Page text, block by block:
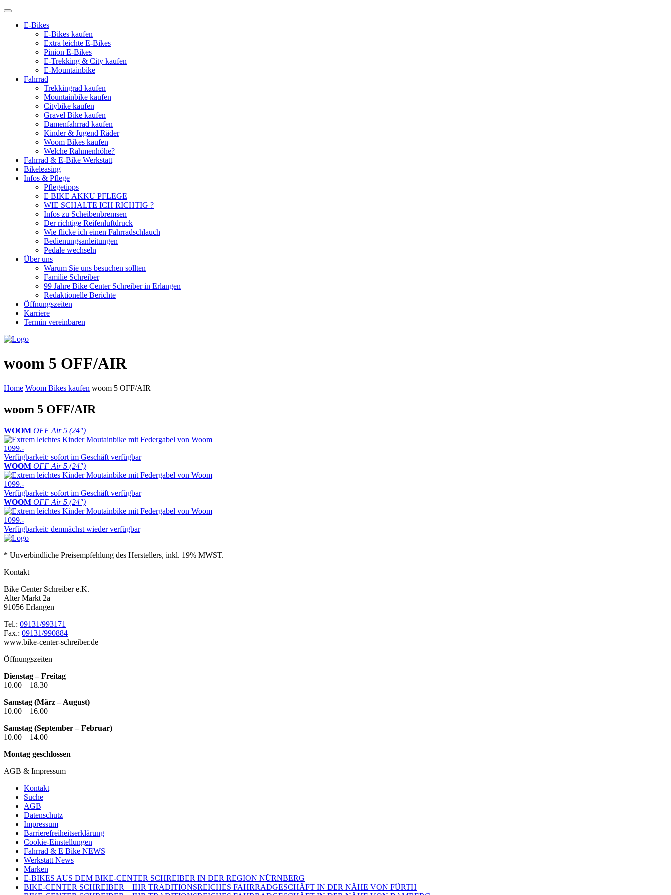
E-Bikes
E-Bikes kaufen
Extra leichte E-Bikes
Pinion E-Bikes
E-Trekking & City kaufen
E-Mountainbike
Fahrrad
Trekkingrad kaufen
Mountainbike kaufen
Citybike kaufen
Gravel Bike kaufen
Damenfahrrad kaufen
Kinder & Jugend Räder
Woom Bikes kaufen
Welche Rahmenhöhe?
Fahrrad & E-Bike Werkstatt
Bikeleasing
Infos & Pflege
Pflegetipps
E BIKE AKKU PFLEGE
WIE SCHALTE ICH RICHTIG ?
Infos zu Scheibenbremsen
Der richtige Reifenluftdruck
Wie flicke ich einen Fahrradschlauch
Bedienungsanleitungen
Pedale wechseln
Über uns
Warum Sie uns besuchen sollten
Familie Schreiber
99 Jahre Bike Center Schreiber in Erlangen
Redaktionelle Berichte
Öffnungszeiten
Karriere
Termin vereinbaren
woom 5 OFF/AIR
Home Woom Bikes kaufen woom 5 OFF/AIR
woom 5 OFF/AIR
WOOM OFF Air 5 (24″)
1099.-
Verfügbarkeit: sofort im Geschäft verfügbar
WOOM OFF Air 5 (24″)
1099.-
Verfügbarkeit: sofort im Geschäft verfügbar
WOOM OFF Air 5 (24″)
1099.-
Verfügbarkeit: demnächst wieder verfügbar
* Unverbindliche Preisempfehlung des Herstellers, inkl. 19% MWST.
Kontakt
Bike Center Schreiber e.K.
Alter Markt 2a
91056 Erlangen
Tel.: 09131/993171
Fax.: 09131/990884
www.bike-center-schreiber.de
Öffnungszeiten
Dienstag – Freitag
10.00 – 18.30
Samstag (März – August)
10.00 – 16.00
Samstag (September – Februar)
10.00 – 14.00
Montag geschlossen
AGB & Impressum
Kontakt
Suche
AGB
Datenschutz
Impressum
Barrierefreiheitserklärung
Cookie-Einstellungen
Fahrrad & E Bike NEWS
Werkstatt News
Marken
E-BIKES AUS DEM BIKE-CENTER SCHREIBER IN DER REGION NÜRNBERG
BIKE-CENTER SCHREIBER – IHR TRADITIONSREICHES FAHRRADGESCHÄFT IN DER NÄHE VON FÜRTH